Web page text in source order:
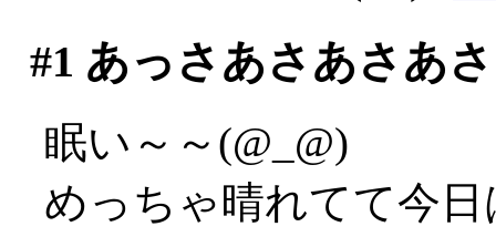
#1 あっさあさあさあ
眠い～～(@_@)
めっちゃ晴れてて今